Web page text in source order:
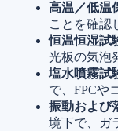
高温／低温
ことを確認
恒温恒湿試
光板の気泡
塩水噴霧試
で、FPCや
振動および
境下で、ガ